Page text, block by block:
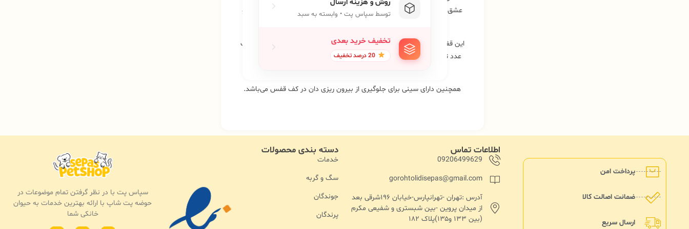
عشق، سهره ، قناری و هم جثه می‌باشد. به لحاظ کیفیتی در حد متوسط بوده و
این قفس دارای دو عدد کاسه برای دانخوری و آبخوری است و همچنین دارای یک
عدد تاب و نشیمنگاه می‌باشد. کف قفس دارای توری فلزی می‌باشد و از تماس
همچنین دارای سینی برای جلوگیری از بیرون ریزی دان در کف قفس می‌باشد.
روش و هزینه ارسال
توسط سپاس پت • وابسته به سبد
تخفیف خرید بعدی
20 درصد تخفیف
پرداخت امن
ضمانت اصالت کالا
ارسال سریع
اطلاعات تماس
09206499629
gorohtolidisepas@gmail.com
آدرس :تهران -تهرانپارس-خیابان ۱۹۶شرقی بعد
از میدان پروین -بین شبستری و شفیعی مکرم
(بین ۱۳۳ و۱۳۵)پلاک ۱۸۲
دسته بندی محصولات
خدمات
سگ و گربه
جوندگان
پرندگان
سپاس پت با در نظر گرفتن تمام موضوعات در
حوضه پت شاپ با ارائه بهترین خدمات به حیوان
خانکی شما